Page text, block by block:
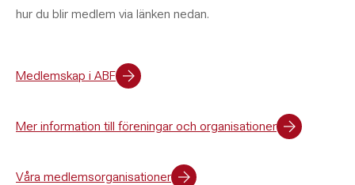
hur du blir medlem via länken nedan.
Medlemskap i ABF
Mer information till föreningar och organisationer
Våra medlemsorganisationer